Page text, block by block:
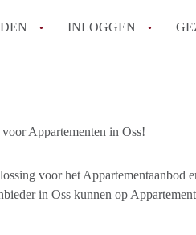
INLOGGEN
Appartementen in Oss!
voor het Appartementaanbod
in Oss kunnen op